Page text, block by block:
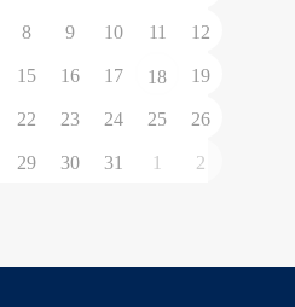
8 9 10 11 12
15 16 17 18 19
22 23 24 25 26
29 30 31 1 2